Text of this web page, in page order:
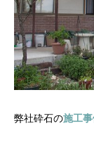
弊社砕石の施工